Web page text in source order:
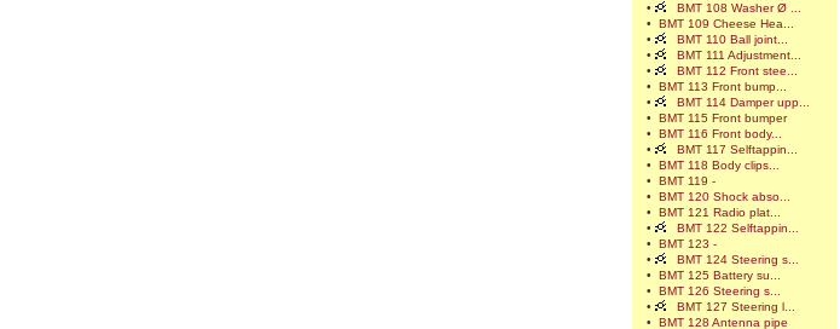
•
BMT 108 Washer Ø ...
•
BMT 109 Cheese Hea...
•
BMT 110 Ball joint...
•
BMT 111 Adjustment...
•
BMT 112 Front stee...
•
BMT 113 Front bump...
•
BMT 114 Damper upp...
•
BMT 115 Front bumper
•
BMT 116 Front body...
•
BMT 117 Selftappin...
•
BMT 118 Body clips...
•
BMT 119 -
•
BMT 120 Shock abso...
•
BMT 121 Radio plat...
•
BMT 122 Selftappin...
•
BMT 123 -
•
BMT 124 Steering s...
•
BMT 125 Battery su...
•
BMT 126 Steering s...
•
BMT 127 Steering l...
•
BMT 128 Antenna pipe